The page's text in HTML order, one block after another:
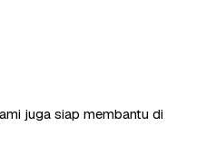
juga siap membantu di